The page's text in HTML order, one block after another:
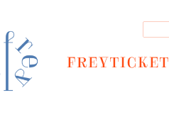
FREYTICKET